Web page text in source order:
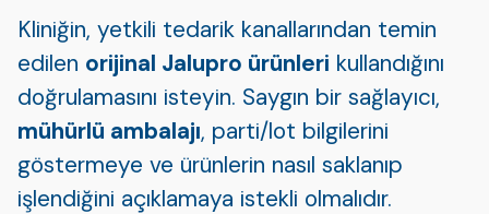
Kliniğin, yetkili tedarik kanallarından temin
edilen orijinal Jalupro ürünleri kullandığını
doğrulamasını isteyin. Saygın bir sağlayıcı,
mühürlü ambalajı, parti/lot bilgilerini
göstermeye ve ürünlerin nasıl saklanıp
işlendiğini açıklamaya istekli olmalıdır.